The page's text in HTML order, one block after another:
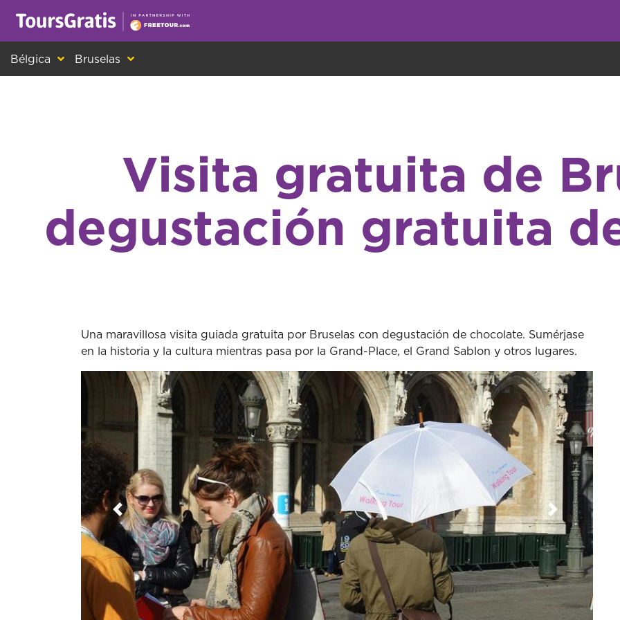
Bélgica Bruselas
Visita gratuita de
degustación gratuita
Una maravillosa visita guiada gratuita por Bruselas con degustación de chocolate. Sumérjase
en la historia y la cultura mientras pasa por la Grand-Place, el Grand Sablon y otros lugares.
Anterior Siguiente
¡Este es otro mensaje sobre las cookies! Todo el mundo come galletas, pero nosotros las utilizamos para mejorar el servicio